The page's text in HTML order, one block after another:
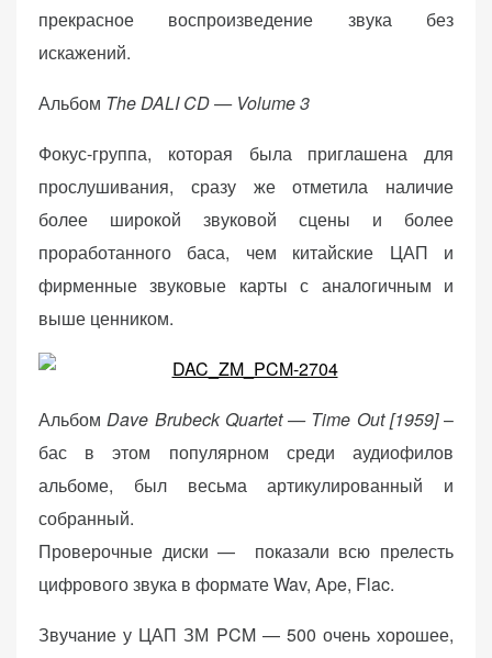
прекрасное воспроизведение звука без
искажений.
Альбом The DALI CD — Volume 3
Фокус-группа, которая была приглашена для
прослушивания, сразу же отметила наличие
более широкой звуковой сцены и более
проработанного баса, чем китайские ЦАП и
фирменные звуковые карты с аналогичным и
выше ценником.
АльбомDave Brubeck Quartet — Time Out [1959]–
бас в этом популярном среди аудиофилов
альбоме, был весьма артикулированный и
собранный.
Проверочные диски — показали всю прелесть
цифрового звука в формате Wav, Ape, Flac.
Звучание у ЦАП ЗМ PCM — 500 очень хорошее,